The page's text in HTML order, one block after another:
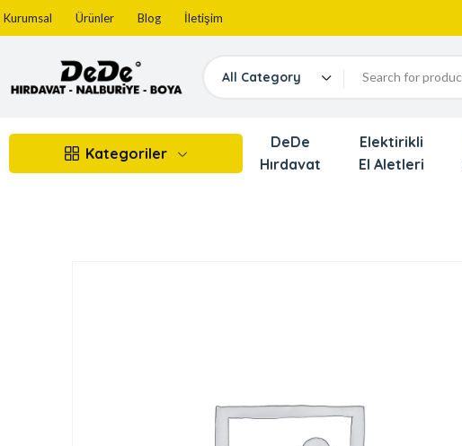
Kurumsal Ürünler Blog İletişim
All Category
Kategoriler
DeDe
Hırdavat
Elektirikli
El Aletleri